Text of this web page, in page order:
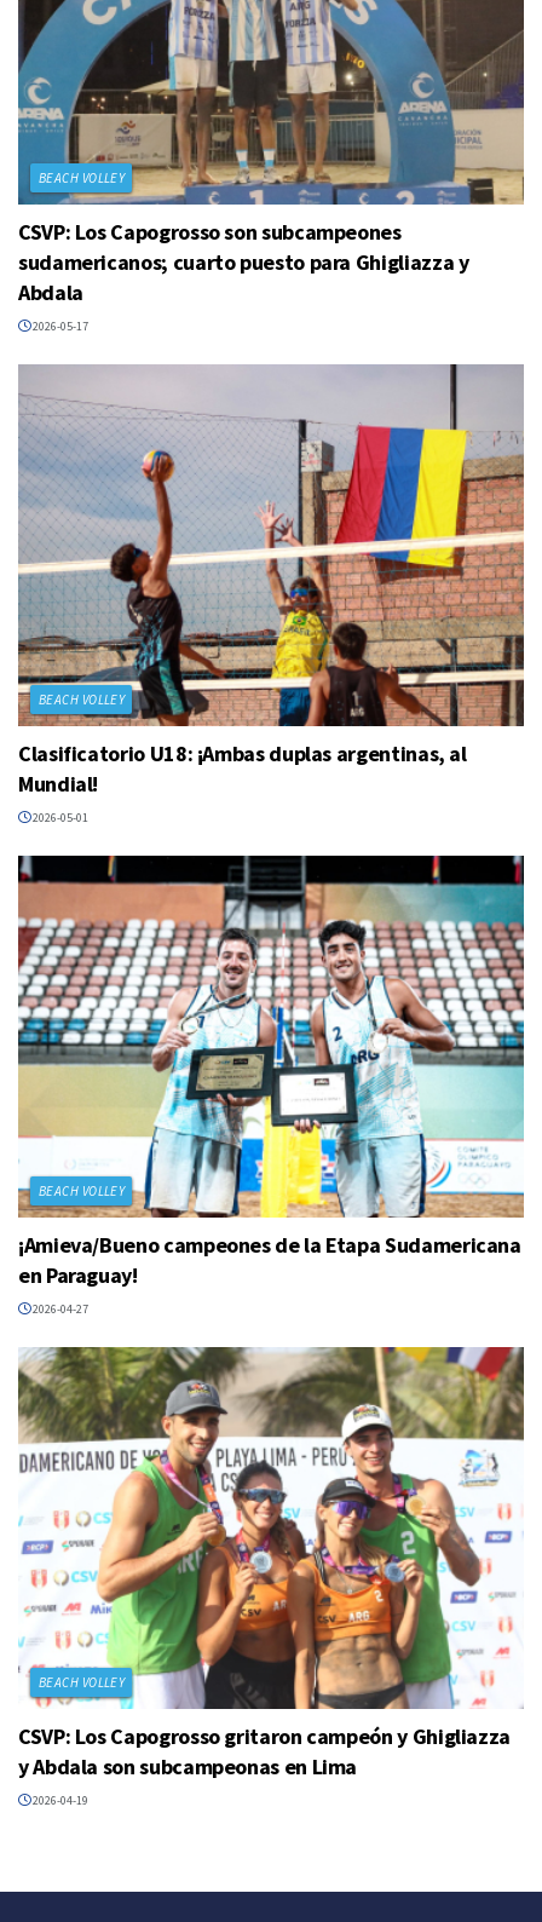
BEACH VOLLEY
CSVP: Los Capogrosso son subcampeones
sudamericanos; cuarto puesto para Ghigliazza y
Abdala
2026-05-17
BEACH VOLLEY
Clasificatorio U18: ¡Ambas duplas argentinas, al
Mundial!
2026-05-01
BEACH VOLLEY
¡Amieva/Bueno campeones de la Etapa Sudamericana
en Paraguay!
2026-04-27
BEACH VOLLEY
CSVP: Los Capogrosso gritaron campeón y Ghigliazza
y Abdala son subcampeonas en Lima
2026-04-19